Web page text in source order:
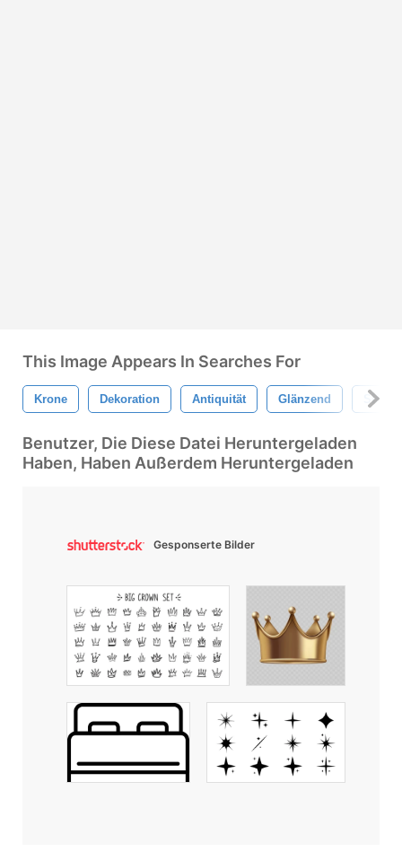
This Image Appears In Searches For
Krone Dekoration Antiquität Glänzend Silber-
Benutzer, Die Diese Datei Heruntergeladen
Haben, Haben Außerdem Heruntergeladen
Gesponserte Bilder